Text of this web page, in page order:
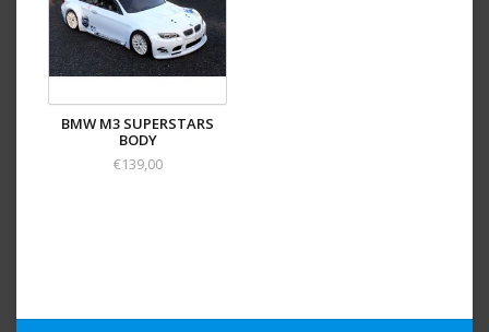
BMW M3 SUPERSTARS
BODY
€139,00